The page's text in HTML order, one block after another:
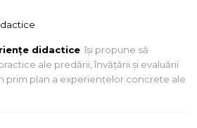
didactice îşi propune să
ale predării, învăţării şi evaluării
prim plan a experienţelor concrete ale